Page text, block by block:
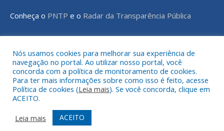
Conheça o PNTP e o Radar da Transparência Pública
Todos os direitos reservados a Prefeitura Municipal de Rondon do
Pará
Mapa do Site
Acessar o Webmail
Nós usamos cookies para melhorar sua experiência de
navegação no portal. Ao utilizar nosso portal, você
concorda com a política de monitoramento de cookies.
Para ter mais informações sobre como isso é feito, acesse
Política de cookies (Leia mais). Se você concorda, clique em
ACEITO.
Leia mais
ACEITO